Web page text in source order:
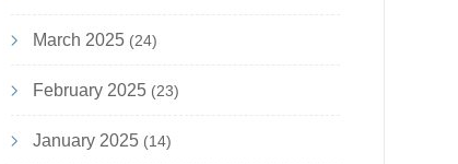
March 2025(24)
February 2025(23)
January 2025(14)